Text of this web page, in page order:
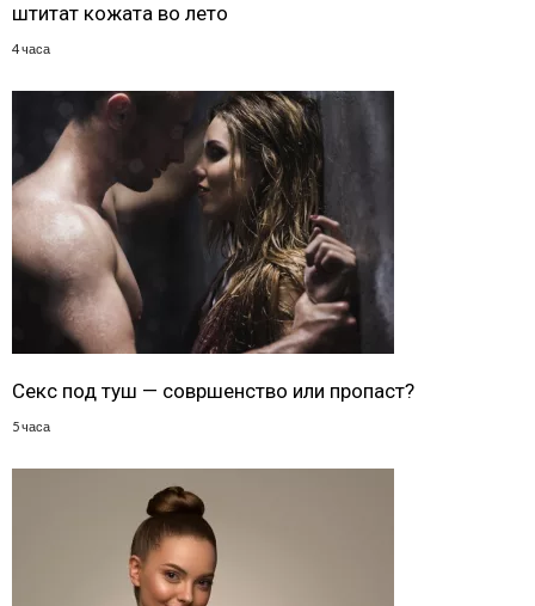
штитат кожата во лето
4 часа
Секс под туш — совршенство или пропаст?
5 часа